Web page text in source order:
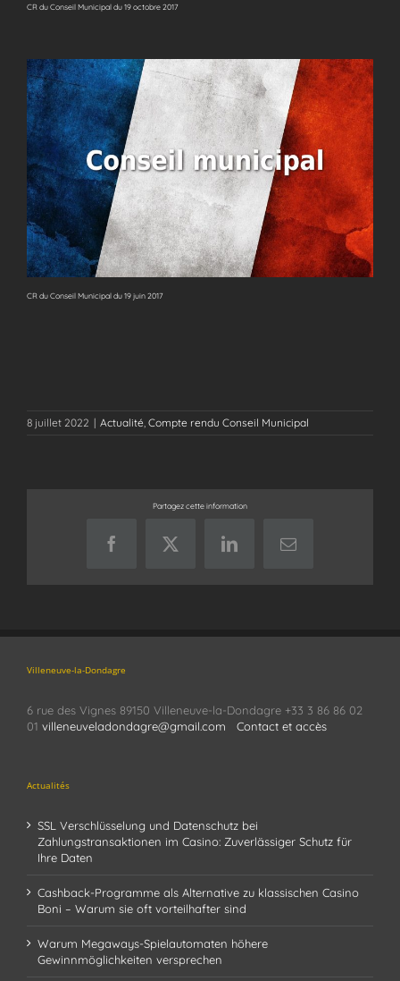
CR du Conseil Municipal du 19 octobre 2017
CR du Conseil Municipal du 19 juin 2017
8 juillet 2022 | Actualité, Compte rendu Conseil Municipal
Partagez cette information
FacebookX LinkedInEmail
Villeneuve-la-Dondagre
6 rue des Vignes 89150 Villeneuve-la-Dondagre +33 3 86 86 02
01 villeneuveladondagre@gmail.com Contact et accès
Actualités
SSL Verschlüsselung und Datenschutz bei
Zahlungstransaktionen im Casino: Zuverlässiger Schutz für
Ihre Daten
Cashback-Programme als Alternative zu klassischen Casino
Boni – Warum sie oft vorteilhafter sind
Warum Megaways-Spielautomaten höhere
Gewinnmöglichkeiten versprechen